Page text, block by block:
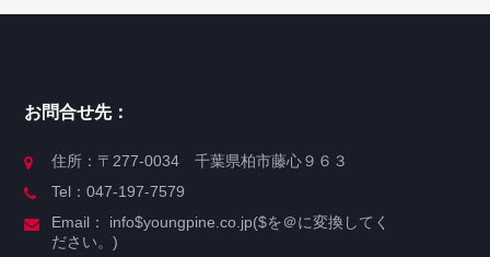
お問合せ先：
住所：〒277-0034 千葉県柏市藤心９６３
Tel：047-197-7579
Email： info$youngpine.co.jp($を＠に変換してく
ださい。)